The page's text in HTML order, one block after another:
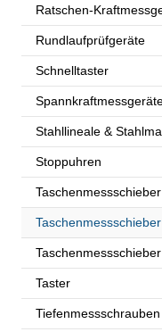
Ratschen-
Rundlaufprüfgeräte
Schnelltaster
Stahllineale &
Stoppuhren
Taster
Tiefenmessschrauben